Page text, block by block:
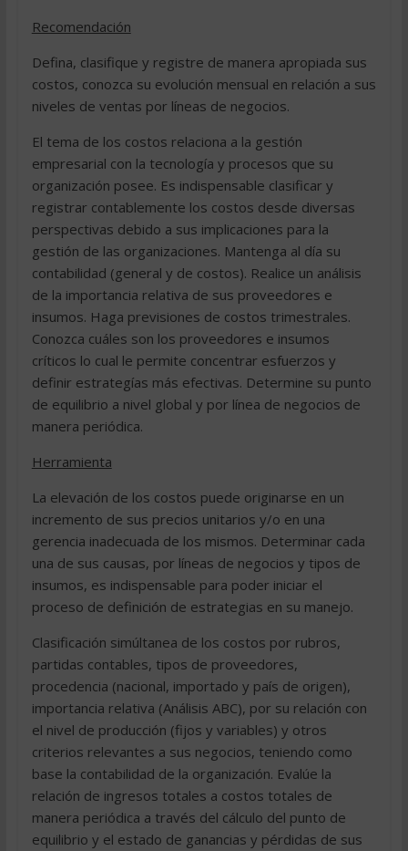
Recomendación
Defina, clasifique y registre de manera apropiada sus
costos, conozca su evolución mensual en relación a sus
niveles de ventas por líneas de negocios.
El tema de los costos relaciona a la gestión
empresarial con la tecnología y procesos que su
organización posee. Es indispensable clasificar y
registrar contablemente los costos desde diversas
perspectivas debido a sus implicaciones para la
gestión de las organizaciones. Mantenga al día su
contabilidad (general y de costos). Realice un análisis
de la importancia relativa de sus proveedores e
insumos. Haga previsiones de costos trimestrales.
Conozca cuáles son los proveedores e insumos
críticos lo cual le permite concentrar esfuerzos y
definir estrategías más efectivas. Determine su punto
de equilibrio a nivel global y por línea de negocios de
manera periódica.
Herramienta
La elevación de los costos puede originarse en un
incremento de sus precios unitarios y/o en una
gerencia inadecuada de los mismos. Determinar cada
una de sus causas, por líneas de negocios y tipos de
insumos, es indispensable para poder iniciar el
proceso de definición de estrategias en su manejo.
Clasificación simúltanea de los costos por rubros,
partidas contables, tipos de proveedores,
procedencia (nacional, importado y país de origen),
importancia relativa (Análisis ABC), por su relación con
el nivel de producción (fijos y variables) y otros
criterios relevantes a sus negocios, teniendo como
base la contabilidad de la organización. Evalúe la
relación de ingresos totales a costos totales de
manera periódica a través del cálculo del punto de
equilibrio y el estado de ganancias y pérdidas de sus